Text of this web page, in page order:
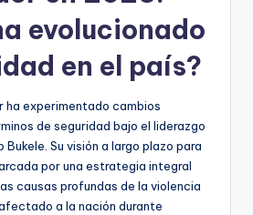
evolucionado
en el país?
ha experimentado cambios
de seguridad bajo el liderazgo
Su visión a largo plazo para
por una estrategia integral
causas profundas de la violencia
a la nación durante